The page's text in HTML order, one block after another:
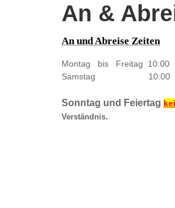
An &
An und Abreise Zeiten
Montag bis Freitag 10:00
Samstag 10:00
Sonntag und Feiertag
Verständnis.